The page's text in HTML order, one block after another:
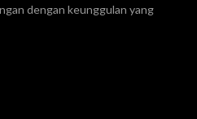
dengan keunggulan yang